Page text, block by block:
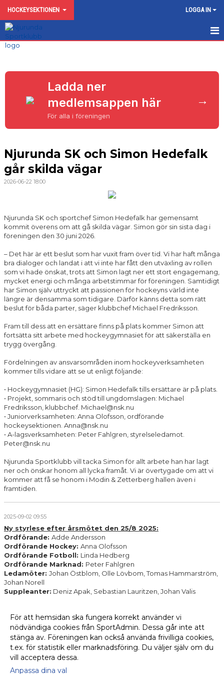
HOCKEYSEKTIONEN LOGGA IN
HEM
TRUPPEN
Ladda ner
medlemsappen här
För alla i föreningen
→
Njurunda SK och Simon Hedefalk
går skilda vägar
2026-06-22 18:00
Njurunda SK och sportchef Simon Hedefalk har gemensamt
kommit överens om att gå skilda vägar. Simon gör sin sista dag i
föreningen den 30 juni 2026.
– Det här är ett beslut som har vuxit fram över tid. Vi har haft många
bra dialoger och landat i att vi inte har fått den utväxling av rollen
som vi hade önskat, trots att Simon lagt ner ett stort engagemang,
mycket energi och många arbetstimmar för föreningen. Samtidigt
har Simon själv uttryckt att passionen för hockeyns värld inte
längre är densamma som tidigare. Därför känns detta som rätt
beslut för båda parter, säger klubbchef Michael Fredriksson.
Fram till dess att en ersättare finns på plats kommer Simon att
fortsätta sitt arbete med hockeygymnasiet för att säkerställa en
trygg övergång.
Fördelningen av ansvarsområden inom hockeyverksamheten
kommer tills vidare att se ut enligt följande:
• Hockeygymnasiet (HG): Simon Hedefalk tills ersättare är på plats.
• Projekt, sommaris och stöd till ungdomslagen: Michael
Fredriksson, klubbchef. Michael@nsk.nu
• Juniorverksamheten: Anna Olofsson, ordförande
hockeysektionen. Anna@nsk.nu
• A-lagsverksamheten: Peter Fahlgren, styrelseledamot.
Peter@nsk.nu
Njurunda Sportklubb vill tacka Simon för allt arbete han har lagt
ner och önskar honom all lycka framåt. Vi är övertygade om att vi
kommer att få se honom i Modin & Zetterberg hallen även i
framtiden.
2025-09-02 09:55
Ny styrlese efter årsmötet den 25/8 2025:
Ordförande: Adde Andersson
Ordförande Hockey: Anna Olofsson
Ordförande Fotboll: Linda Hedberg
Ordförande Marknad: Peter Fahlgren
Ledamöter: Johan Östblom, Olle Lövbom, Tomas Hammarström,
Johan Norell
Suppleanter: Deniz Apak, Sebastian Lauritzen, Johan Valis
Ordförande:Camilla Apak
Ledamöter:Kristian Hjortén
samt så saknas ngn från hockeysektionen
För att hemsidan ska fungera korrekt använder vi
nödvändiga cookies från SportAdmin. Dessa går inte att
stänga av. Föreningen kan också använda frivilliga cookies,
t.ex. för statistik eller marknadsföring. Du väljer själv om du
vill acceptera dessa.
Anpassa dina val